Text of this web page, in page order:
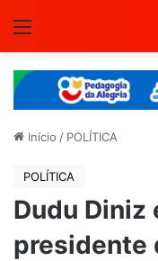
Início / POLÍTICA
POLÍTICA
Dudu Diniz
presidente